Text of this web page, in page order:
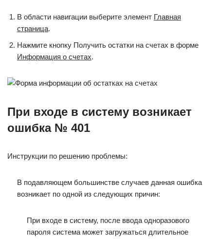
В области навигации выберите элемент Главная
страница.
Нажмите кнопку Получить остатки на счетах в форме
Информация о счетах.
При входе в систему возникает
ошибка № 401
Инструкции по решению проблемы:
В подавляющем большинстве случаев данная ошибка
возникает по одной из следующих причин:
При входе в систему, после ввода одноразового
пароля система может загружаться длительное